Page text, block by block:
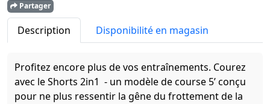
Partager
Description Disponibilité en magasin
Profitez encore plus de vos entraînements. Courez
avec le Shorts 2in1 - un modèle de course 5’ conçu
pour ne plus ressentir la gêne du frottement de la